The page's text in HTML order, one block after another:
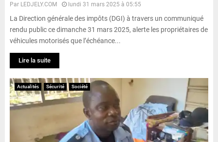
Par LEDJELY.COM lundi 31 mars 2025 à 05:55
La Direction générale des impôts (DGI) à travers un communiqué
rendu public ce dimanche 31 mars 2025, alerte les propriétaires de
véhicules motorisés que l’échéance...
Lire la suite
Actualités Sécurité Société